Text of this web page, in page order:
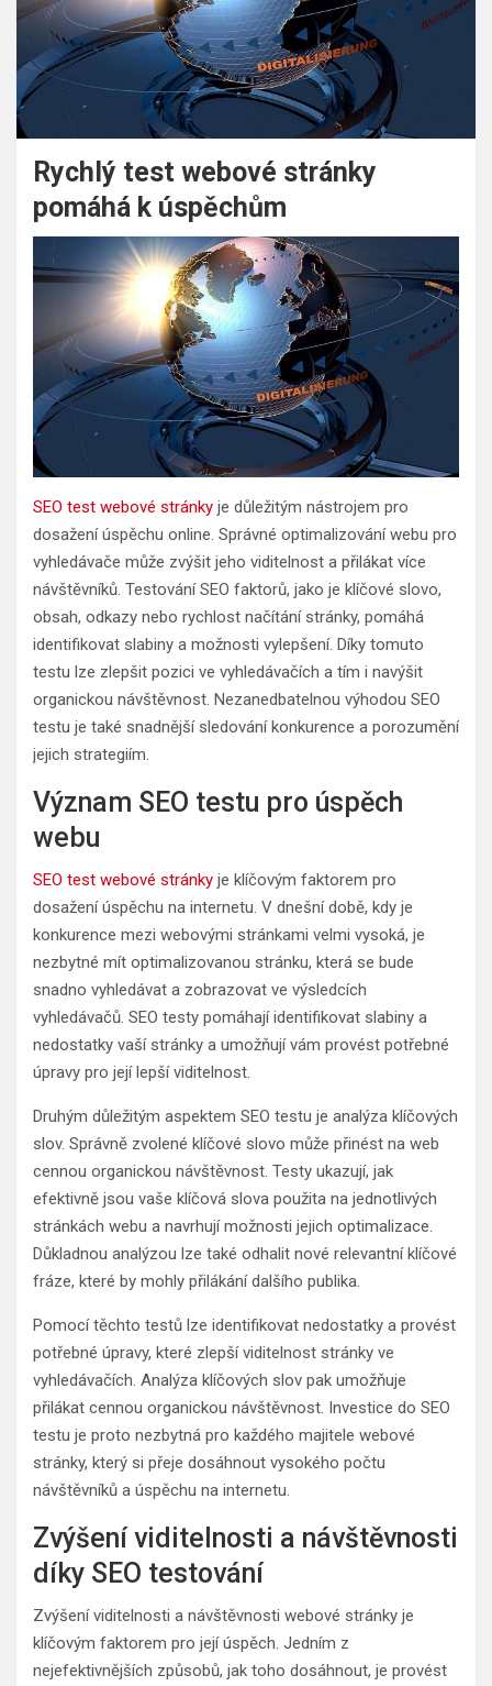
Rychlý test webové stránky
pomáhá k úspěchům
SEO test webové stránky je důležitým nástrojem pro
dosažení úspěchu online. Správné optimalizování webu pro
vyhledávače může zvýšit jeho viditelnost a přilákat více
návštěvníků. Testování SEO faktorů, jako je klíčové slovo,
obsah, odkazy nebo rychlost načítání stránky, pomáhá
identifikovat slabiny a možnosti vylepšení. Díky tomuto
testu lze zlepšit pozici ve vyhledávačích a tím i navýšit
organickou návštěvnost. Nezanedbatelnou výhodou SEO
testu je také snadnější sledování konkurence a porozumění
jejich strategiím.
Význam SEO testu pro úspěch
webu
SEO test webové stránky je klíčovým faktorem pro
dosažení úspěchu na internetu. V dnešní době, kdy je
konkurence mezi webovými stránkami velmi vysoká, je
nezbytné mít optimalizovanou stránku, která se bude
snadno vyhledávat a zobrazovat ve výsledcích
vyhledávačů. SEO testy pomáhají identifikovat slabiny a
nedostatky vaší stránky a umožňují vám provést potřebné
úpravy pro její lepší viditelnost.
Druhým důležitým aspektem SEO testu je analýza klíčových
slov. Správně zvolené klíčové slovo může přinést na web
cennou organickou návštěvnost. Testy ukazují, jak
efektivně jsou vaše klíčová slova použita na jednotlivých
stránkách webu a navrhují možnosti jejich optimalizace.
Důkladnou analýzou lze také odhalit nové relevantní klíčové
fráze, které by mohly přilákání dalšího publika.
Pomocí těchto testů lze identifikovat nedostatky a provést
potřebné úpravy, které zlepší viditelnost stránky ve
vyhledávačích. Analýza klíčových slov pak umožňuje
přilákat cennou organickou návštěvnost. Investice do SEO
testu je proto nezbytná pro každého majitele webové
stránky, který si přeje dosáhnout vysokého počtu
návštěvníků a úspěchu na internetu.
Zvýšení viditelnosti a návštěvnosti
díky SEO testování
Zvýšení viditelnosti a návštěvnosti webové stránky je
klíčovým faktorem pro její úspěch. Jedním z
nejefektivnějších způsobů, jak toho dosáhnout, je provést